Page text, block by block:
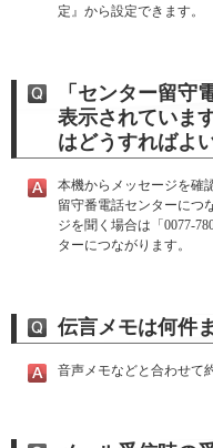
定』から設定できます。
「センター留守
表示されていま
はどうすればよ
本機からメッセージを確
留守番電話センターにつ
ジを聞く場合は「0077-
ターにつながります。
伝言メモは何件
音声メモなどと合わせて